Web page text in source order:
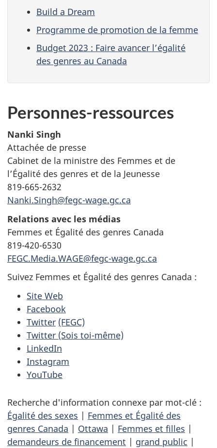
Build a Dream
Programme de promotion de la femme
Budget 2023 : Faire avancer l’égalité
des genres au Canada
Personnes-ressources
Nanki Singh
Attachée de presse
Cabinet de la ministre des Femmes et de
l’Égalité des genres et de la Jeunesse
819-665-2632
Nanki.Singh@fegc-wage.gc.ca
Relations avec les médias
Femmes et Égalité des genres Canada
819-420-6530
FEGC.Media.WAGE@fegc-wage.gc.ca
Suivez Femmes et Égalité des genres Canada :
Site Web
Facebook
Twitter (FEGC)
Twitter (Sois toi-même)
LinkedIn
Instagram
YouTube
Recherche d'information connexe par mot-clé :
Égalité des sexes | Femmes et Égalité des
genres Canada | Ottawa | Femmes et filles |
demandeurs de financement | grand public |